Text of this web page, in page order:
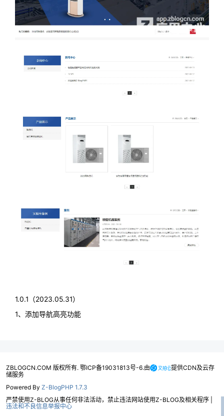
1.0.1（2023.05.31）
1、添加导航高亮功能
ZBLOGCN.COM 版权所有. 鄂ICP备19031813号-6.由
提供CDN及云存
储服务
Powered By Z-BlogPHP 1.7.3
严禁使用Z-BLOG从事任何非法活动，禁止违法网站使用Z-BLOG及相关程序 |
违法和不良信息举报中心